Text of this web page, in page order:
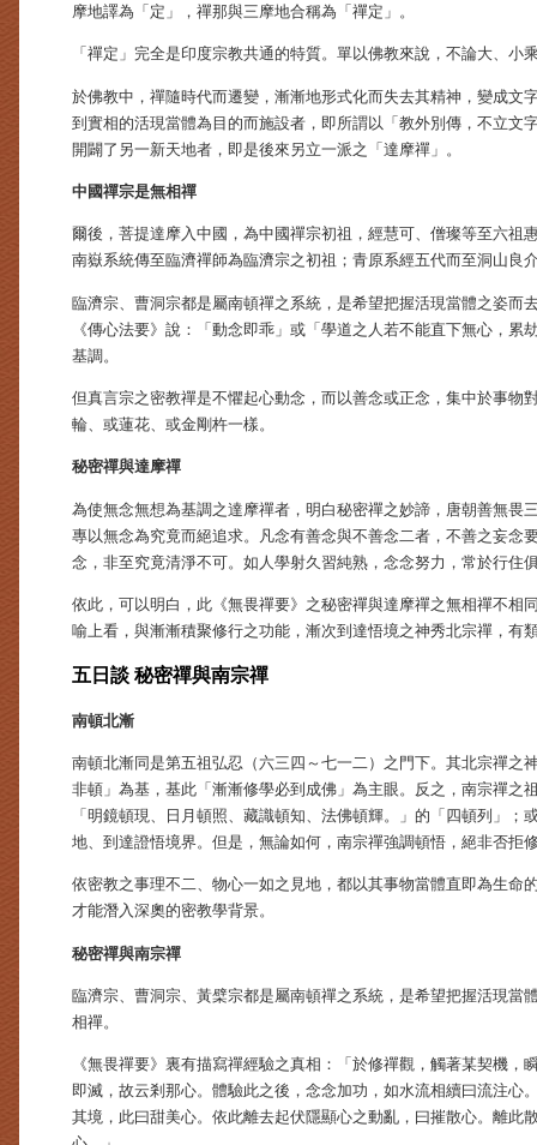
摩地譯為「定」，禪那與三摩地合稱為「禪定」。
「禪定」完全是印度宗教共通的特質。單以佛教來說，不論大、小
於佛教中，禪隨時代而遷變，漸漸地形式化而失去其精神，變成文
到實相的活現當體為目的而施設者，即所謂以「教外別傳，不立文
開闢了另一新天地者，即是後來另立一派之「達摩禪」。
中國禪宗是無相禪
爾後，菩提達摩入中國，為中國禪宗初祖，經慧可、僧璨等至六祖
南嶽系統傳至臨濟禪師為臨濟宗之初祖；青原系經五代而至洞山良
臨濟宗、曹洞宗都是屬南頓禪之系統，是希望把握活現當體之姿而
《傳心法要》說：「動念即乖」或「學道之人若不能直下無心，
基調。
但真言宗之密教禪是不懼起心動念，而以善念或正念，集中於事物
輪、或蓮花、或金剛杵一樣。
秘密禪與達摩禪
為使無念無想為基調之達摩禪者，明白秘密禪之妙諦，唐朝善無畏
專以無念為究竟而絕追求。凡念有善念與不善念二者，不善之妄念
念，非至究竟清淨不可。如人學射久習純熟，念念努力，常於行住
依此，可以明白，此《無畏禪要》之秘密禪與達摩禪之無相禪不相
喻上看，與漸漸積聚修行之功能，漸次到達悟境之神秀北宗禪，有
五日談 秘密禪與南宗禪
南頓北漸
南頓北漸同是第五祖弘忍（六三四～七一二）之門下。其北宗禪之
非頓」為基，基此「漸漸修學必到成佛」為主眼。反之，南宗禪之
「明鏡頓現、日月頓照、藏識頓知、法佛頓輝。」的「四頓列」
地、到達證悟境界。但是，無論如何，南宗禪強調頓悟，絕非否拒
依密教之事理不二、物心一如之見地，都以其事物當體直即為生命
才能潛入深奧的密教學背景。
秘密禪與南宗禪
臨濟宗、曹洞宗、黃檗宗都是屬南頓禪之系統，是希望把握活現當
相禪。
《無畏禪要》裏有描寫禪經驗之真相：「於修禪觀，觸著某契機
即滅，故云剎那心。體驗此之後，念念加功，如水流相續曰流注心
其境，此曰甜美心。依此離去起伏隱顯心之動亂，曰摧散心。離此